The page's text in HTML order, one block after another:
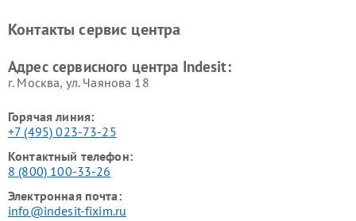
Indesit
Indesit
Контакты сервис центра
Адрес сервисного центра Indesit:
г. Москва, ул. Чаянова 18
Горячая линия:
+7 (495) 023-73-25
Контактный телефон:
8 (800) 100-33-26
Электронная почта:
info@indesit-fixim.ru